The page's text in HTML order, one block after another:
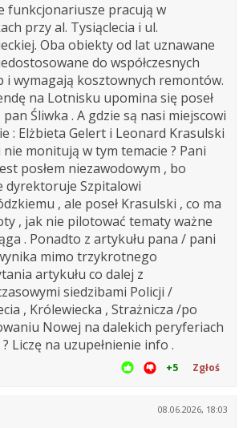
funkcjonariusze pracują w
przy al. Tysiąclecia i ul.
Oba obiekty od lat uznawane
do współczesnych
i wymagają kosztownych remontów.
na Lotnisku upomina się poseł
pan Śliwka . A gdzie są nasi miejscowi
: Elżbieta Gelert i Leonard Krasulski
nie monitują w tym temacie ? Pani
posłem niezawodowym , bo
dyrektoruje Szpitalowi
, ale poseł Krasulski , co ma
, jak nie pilotować tematy ważne
. Ponadto z artykułu pana / pani
mimo trzykrotnego
artykułu co dalej z
siedzibami Policji /
, Królewiecka , Strażnicza /po
Nowej na dalekich peryferiach
Liczę na uzupełnienie info .
+5 Zgłoś
08.06.2026, 18:03